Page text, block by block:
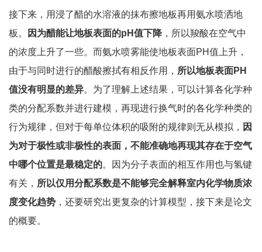
接下来，用浸了醋的水溶液的抹布擦地板再用氨水喷洒地
板。
因为醋能让地板表面的pH值下降 ，所以羧酸在空气中
的浓度上升了一些。而氨水喷雾能使地板表面PH值上升，
由于与同时进行的醋酸擦拭有相反作用， 所以地板表面PH
值没有明显的差异。为了理解上述结果，可以计算各化学种
类的分配系数并进行建模，再现进行换气时的各化学种类的
行为规律，但对于每单位体积的吸附的规律则无从模拟， 因
为对于极性或非极性的表面，不能准确地再现其存在于空气
中哪个位置是最稳定的。因为分子表面的相互作用也与氢键
有关， 所以仅用分配系数是不能够完全解释室内化学物质浓
度变化趋势 ，还要研究出更复杂的计算模型，接下来是论文
的概要。